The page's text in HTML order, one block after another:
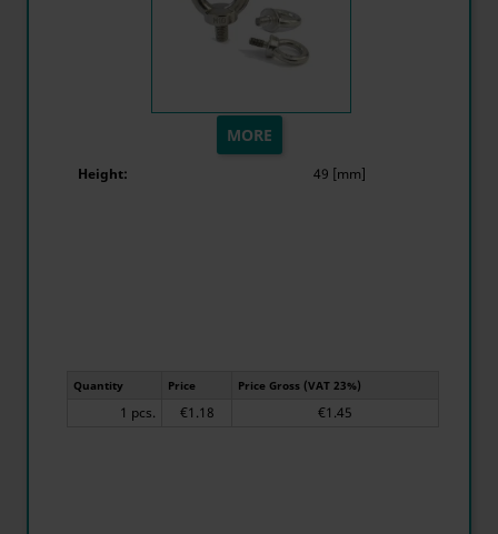
MORE
Height: 49 [mm]
Quantity Price Price Gross (VAT 23%)
1 pcs. €1.18 €1.45